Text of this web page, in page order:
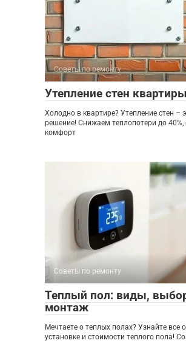
Советы по ремонту
Утепление стен квартиры
Холодно в квартире? Утепление стен –
решение! Снижаем теплопотери до 40%,
комфорт
Советы по ремонту
Теплый пол: виды,
монтаж
Мечтаете о теплых полах? Узнайте все
установке и стоимости теплого пола!